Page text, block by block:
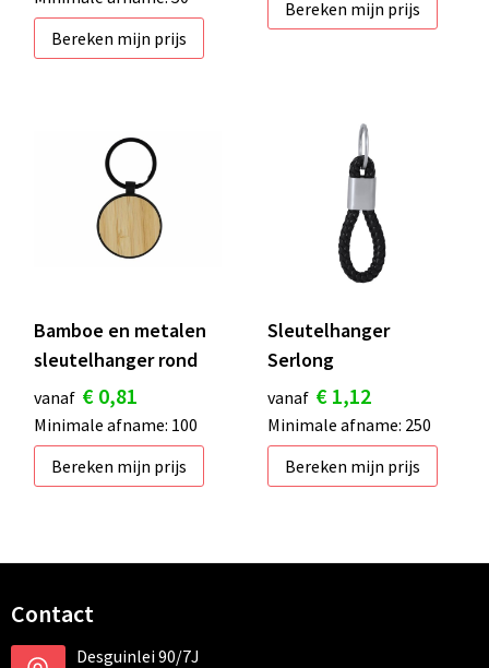
Bereken mijn prijs
Bereken mijn prijs
Bamboe en metalen
sleutelhanger rond
vanaf € 0,81
Minimale afname: 100
Bereken mijn prijs
Sleutelhanger
Serlong
vanaf € 1,12
Minimale afname: 250
Bereken mijn prijs
Contact
Desguinlei 90/7J